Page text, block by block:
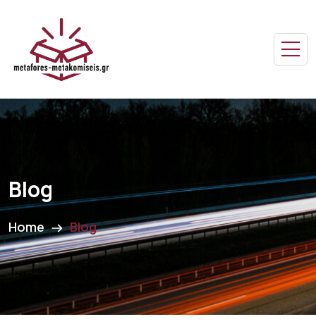
Blog
Home Blog